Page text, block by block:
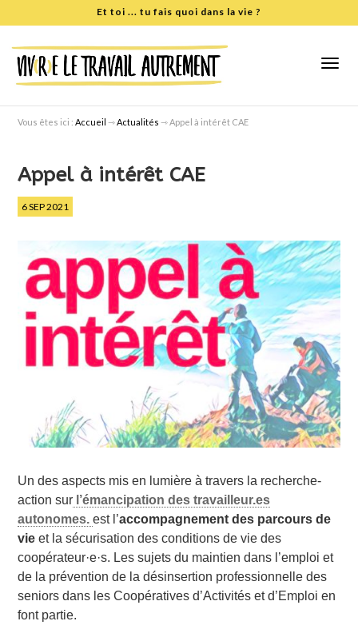
Et toi ... tu fais quoi dans la vie ?
Vous êtes ici :Accueil ⇾Actualités ⇾Appel à intérêt CAE
Appel à intérêt CAE
6 SEP 2021
Un des aspects mis en lumière à travers la recherche-
action sur l’émancipation des travailleur.es
autonomes.est l’accompagnement des parcours de
vie et la sécurisation des conditions de vie des
coopérateur·e·s. Les sujets du maintien dans l’emploi et
de la prévention de la désinsertion professionnelle des
seniors dans les Coopératives d’Activités et d’Emploi en
font partie.